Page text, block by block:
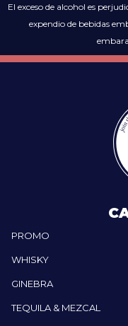
El exceso de alcohol es
expendio de bebidas
PROMO
WHISKY
GINEBRA
TEQUILA & MEZCAL